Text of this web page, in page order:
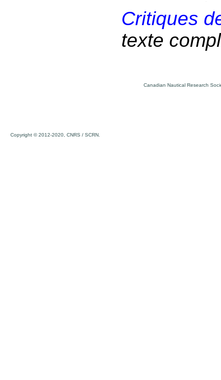
Critiques
texte
Canadian Nautical Research
Copyright © 2012-2020, CNRS / SCRN.